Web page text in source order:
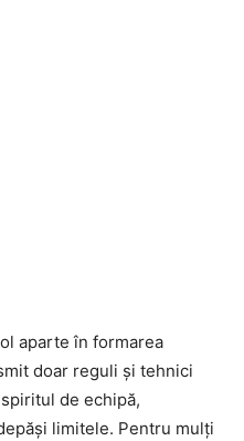
aparte în formarea
doar reguli și tehnici
de echipă,
limitele. Pentru mulți